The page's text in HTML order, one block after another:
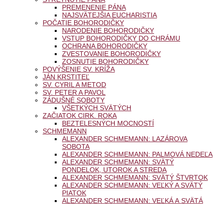
PREMENENIE PÁNA
NAJSVÄTEJŠIA EUCHARISTIA
POČATIE BOHORODIČKY
NARODENIE BOHORODIČKY
VSTUP BOHORODIČKY DO CHRÁMU
OCHRANA BOHORODIČKY
ZVESTOVANIE BOHORODIČKY
ZOSNUTIE BOHORODIČKY
POVÝŠENIE SV. KRÍŽA
JÁN KRSTITEĽ
SV. CYRIL A METOD
SV. PETER A PAVOL
ZÁDUŠNÉ SOBOTY
VŠETKÝCH SVÄTÝCH
ZAČIATOK CIRK. ROKA
BEZTELESNÝCH MOCNOSTÍ
SCHMEMANN
ALEXANDER SCHMEMANN: LAZÁROVA
SOBOTA
ALEXANDER SCHMEMANN: PALMOVÁ NEDEĽA
ALEXANDER SCHMEMANN: SVÄTÝ
PONDELOK, UTOROK A STREDA
ALEXANDER SCHMEMANN: SVÄTÝ ŠTVRTOK
ALEXANDER SCHMEMANN: VEĽKÝ A SVÄTÝ
PIATOK
ALEXANDER SCHMEMANN: VEĽKÁ A SVÄTÁ